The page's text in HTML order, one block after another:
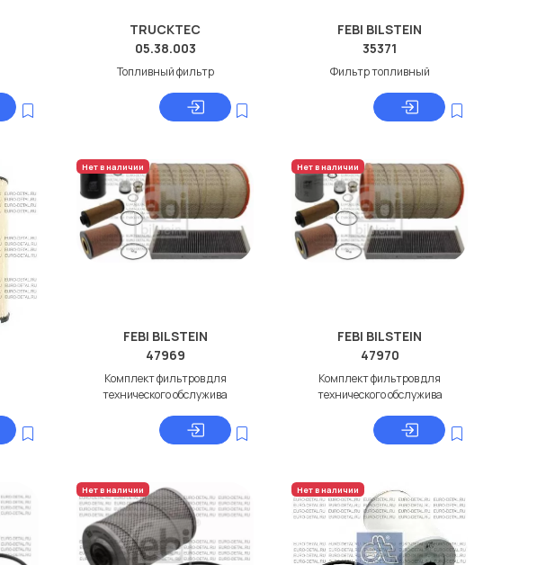
TRUCKTEC
05.38.003
Топливный фильтр
FEBI BILSTEIN
35371
Фильтр топливный
Нет в наличии
FEBI BILSTEIN
47969
Комплект фильтров для
технического обслужива
Нет в наличии
FEBI BILSTEIN
47970
Комплект фильтров для
технического обслужива
Нет в наличии Нет в наличии